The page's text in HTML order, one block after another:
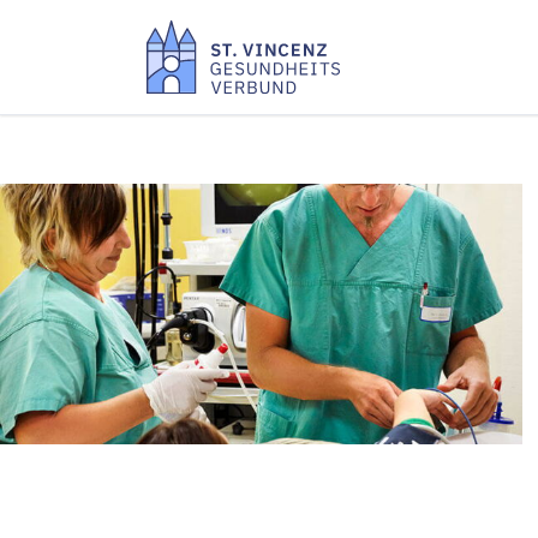
Praxis Innere Medizin
Praxis Orthopädie Hadamar
Praxis Urologie Hadamar
Sprech­stunde Gefäß­
chirurgie
Sprechstunde
Viszeralchirurgie
Praxis
Gefäßchirurgie
Praxis
Praxis
Praxis
Praxis